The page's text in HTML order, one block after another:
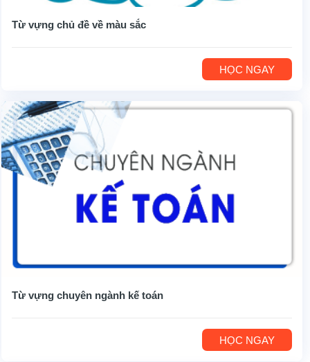
Từ vựng chủ đề về màu sắc
HỌC NGAY
Từ vựng chuyên ngành kế toán
HỌC NGAY